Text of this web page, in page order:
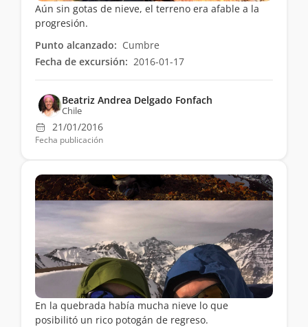
Aún sin gotas de nieve, el terreno era afable a la
progresión.
Punto alcanzado: Cumbre
Fecha de excursión: 2016-01-17
Beatriz Andrea Delgado Fonfach
Chile
21/01/2016
Fecha publicación
En la quebrada había mucha nieve lo que
posibilitó un rico potogán de regreso.